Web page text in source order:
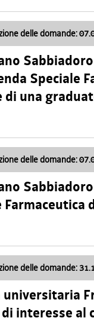
delle domande:
Sabbiadoro
Speciale
di una
delle domande:
Sabbiadoro
delle domande:
interesse